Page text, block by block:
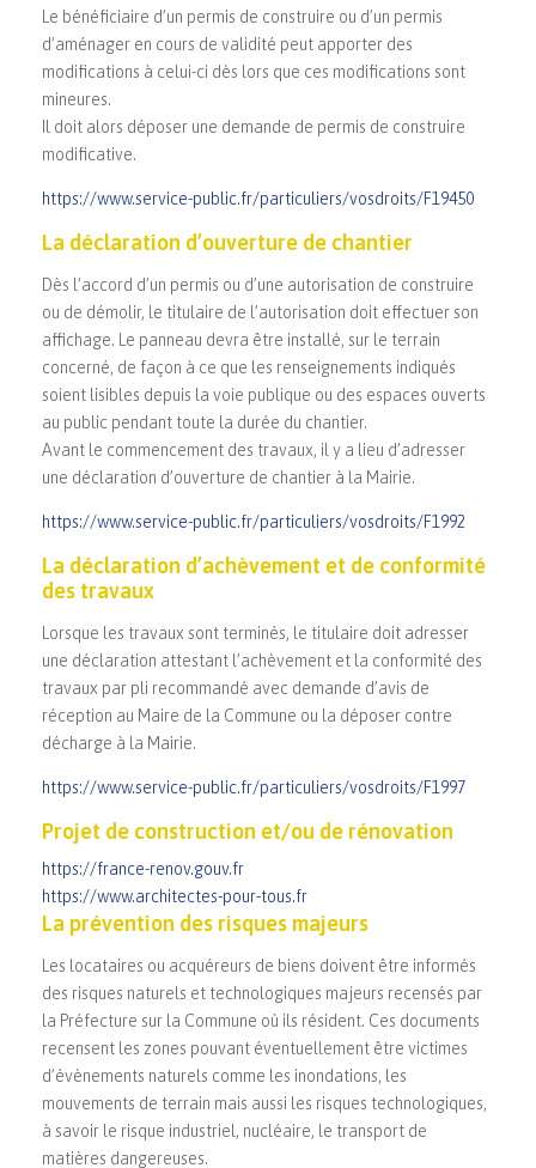
Le bénéficiaire d’un permis de construire ou d’un permis
d’aménager en cours de validité peut apporter des
modifications à celui-ci dès lors que ces modifications sont
mineures.
Il doit alors déposer une demande de permis de construire
modificative.
https://www.service-public.fr/particuliers/vosdroits/F19450
La déclaration d’ouverture de chantier
Dès l’accord d’un permis ou d’une autorisation de construire
ou de démolir, le titulaire de l’autorisation doit effectuer son
affichage. Le panneau devra être installé, sur le terrain
concerné, de façon à ce que les renseignements indiqués
soient lisibles depuis la voie publique ou des espaces ouverts
au public pendant toute la durée du chantier.
Avant le commencement des travaux, il y a lieu d’adresser
une déclaration d’ouverture de chantier à la Mairie.
https://www.service-public.fr/particuliers/vosdroits/F1992
La déclaration d’achèvement et de conformité
des travaux
Lorsque les travaux sont terminés, le titulaire doit adresser
une déclaration attestant l’achèvement et la conformité des
travaux par pli recommandé avec demande d’avis de
réception au Maire de la Commune ou la déposer contre
décharge à la Mairie.
https://www.service-public.fr/particuliers/vosdroits/F1997
Projet de construction et/ou de rénovation
https://france-renov.gouv.fr
https://www.architectes-pour-tous.fr
La prévention des risques majeurs
Les locataires ou acquéreurs de biens doivent être informés
des risques naturels et technologiques majeurs recensés par
la Préfecture sur la Commune où ils résident. Ces documents
recensent les zones pouvant éventuellement être victimes
d’évènements naturels comme les inondations, les
mouvements de terrain mais aussi les risques technologiques,
à savoir le risque industriel, nucléaire, le transport de
matières dangereuses.